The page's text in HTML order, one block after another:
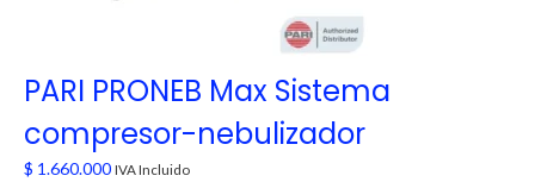
PARI PRONEB Max Sistema
compresor-nebulizador
$ 1.660.000 IVA Incluido